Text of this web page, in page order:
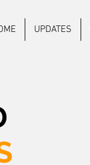
UPDATES